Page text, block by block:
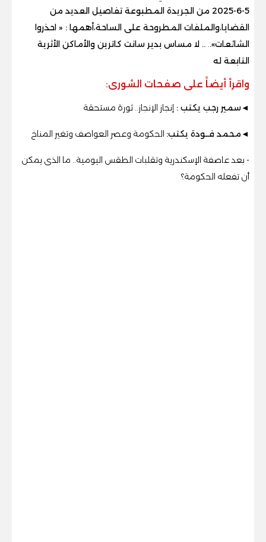
5-6-2025 من الجريدة المطبوعة تفاصيل العديد من
القضايا،والملفات المطروحة على الساحة،أهمها : « احذروا
الشائعات». .. لا مساس بدير سانت كاترين والأماكن الأثرية
التابعة له
واقرأ أيضاً على صفحات الشورى:
◄سمير رجب يكتب : إنجاز الإنجاز.. ثورة مستحقة
◄محمد فــودة يكتب: الحكومة وعصر العواصف وتغير المناخ
- بعد عاصفة الإسكندرية وتقلبات الطقس اليومية.. ما الذى يمكن
أن تفعله الحكومة؟